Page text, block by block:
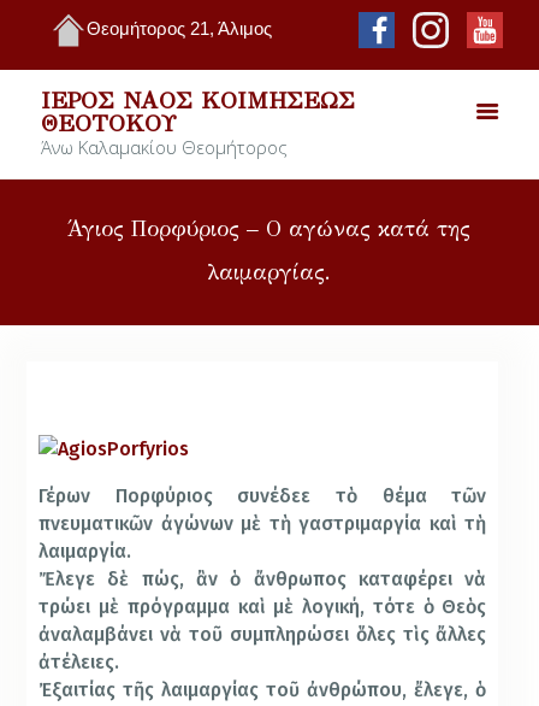
Θεομήτορος 21, Άλιμος
ΙΕΡΌΣ ΝΑΌΣ ΚΟΙΜΉΣΕΩΣ
ΘΕΟΤΌΚΟΥ
Άνω Καλαμακίου Θεομήτορος
Άγιος Πορφύριος – Ο αγώνας κατά της
λαιμαργίας.
Γέρων Πορφύριος συνέδεε τὸ θέμα τῶν
πνευματικῶν ἀγώνων μὲ τὴ γαστριμαργία καὶ τὴ
λαιμαργία.
Ἔλεγε δὲ πώς, ἂν ὁ ἄνθρωπος καταφέρει νὰ
τρώει μὲ πρόγραμμα καὶ μὲ λογική, τότε ὁ Θεὸς
ἀναλαμβάνει νὰ τοῦ συμπληρώσει ὅλες τὶς ἄλλες
ἀτέλειες.
Ἐξαιτίας τῆς λαιμαργίας τοῦ ἀνθρώπου, ἔλεγε, ὁ